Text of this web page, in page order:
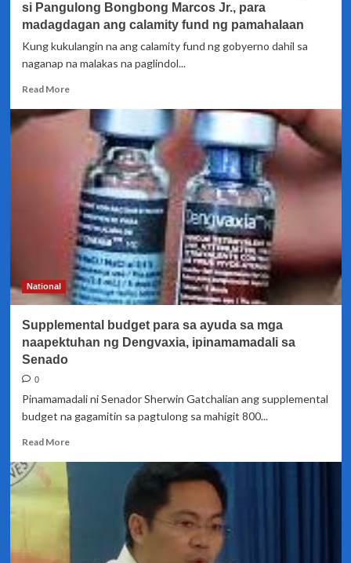
si Pangulong Bongbong Marcos Jr., para
madagdagan ang calamity fund ng pamahalaan
Kung kukulangin na ang calamity fund ng gobyerno dahil sa
naganap na malakas na paglindol...
Read MoreRead
about
Kamara
handang
bigyan
Supplemental
budget
Pangulong
Bongbong
Marcos
Jr.,
para
ang
calamity
National
Supplemental budget para sa ayuda sa mga
naapektuhan ng Dengvaxia, ipinamamadali sa
Senado
0
Pinamamadali ni Senador Sherwin Gatchalian ang supplemental
budget na gagamitin sa pagtulong sa mahigit 800...
Read MoreRead
Supplemental
budget
para